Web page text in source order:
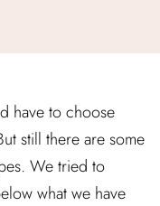
have to choose
still there are some
We tried to
what we have